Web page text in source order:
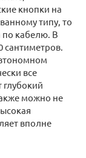
кнопки на
типу, то
по кабелю. В
сантиметров.
все
можно не
вполне